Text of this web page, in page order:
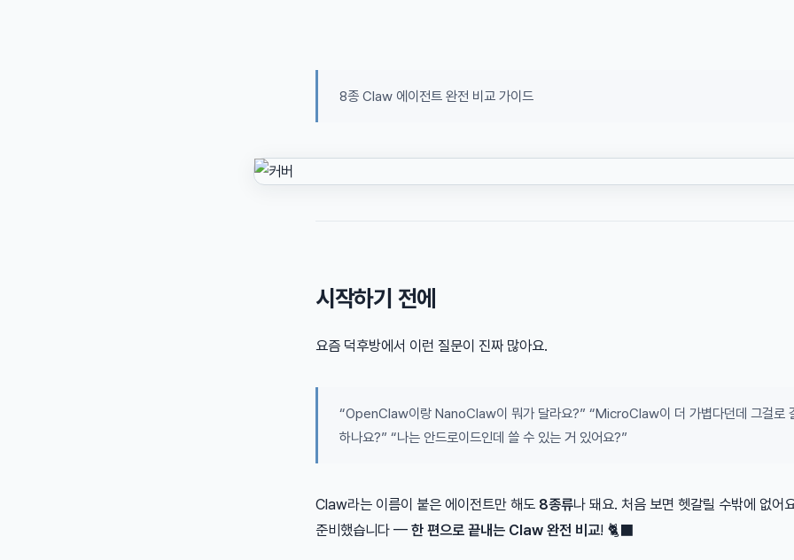
8종 Claw 에이전트 완전 비교 가이드
시작하기 전에
요즘 덕후방에서 이런 질문이 진짜 많아요.
“OpenClaw이랑 NanoClaw이 뭐가 달라요?” “MicroClaw이 더 가볍다던데 그걸로
하나요?” “나는 안드로이드인데 쓸 수 있는 거 있어요?”
Claw라는 이름이 붙은 에이전트만 해도 8종류나 돼요. 처음 보면 헷갈릴 수밖에 없어
준비했습니다 — 한 편으로 끝내는 Claw 완전 비교! 🐈‍⬛